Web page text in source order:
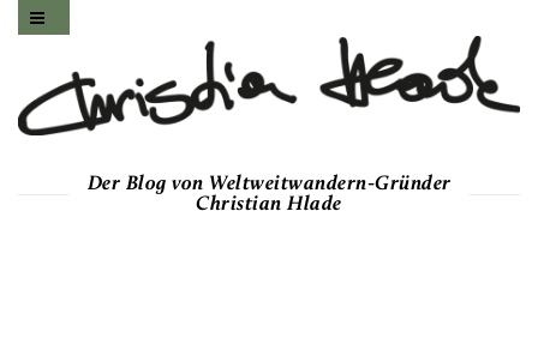
Der Blog von Weltweitwandern-Gründer
Christian Hlade